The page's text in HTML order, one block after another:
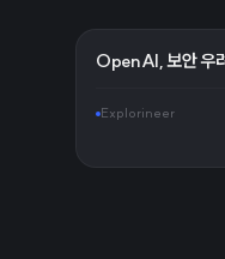
OpenAI, 보안 우
Explorineer